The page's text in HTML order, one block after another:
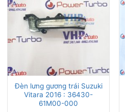
Đèn lưng gương trái Suzuki
Vitara 2016 : 36430-
61M00-000